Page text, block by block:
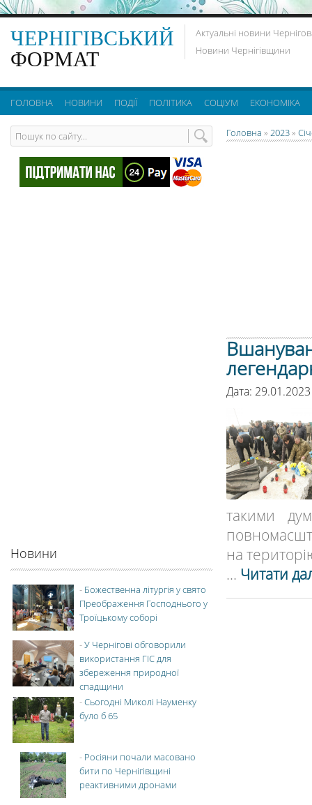
ЧЕРНІГІВСЬКИЙ
ФОРМАТ
Актуальні новини
Новини Чернігівщини
ГОЛОВНА НОВИНИ ПОДІЇ ПОЛІТИКА СОЦІУМ ЕКОНОМІКА
Головна » 2023»
Дата:
такими
на
... Читати
Новини
- Божественна літургія у свято
Преображення Господнього у
Троїцькому соборі
-У Чернігові обговорили
використання ГІС для
збереження природної
спадщини
-Сьогодні Миколі Науменку
було б 65
- Росіяни почали масовано
бити по Чернігівщині
реактивними дронами